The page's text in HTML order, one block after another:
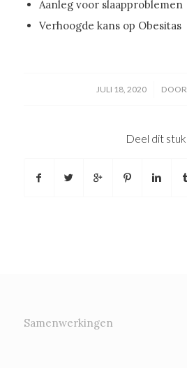
Aanleg voor slaapproblemen
Verhoogde kans op Obesitas
JULI 18, 2020
/ DOOR
Deel dit stuk
Samenwerkingen